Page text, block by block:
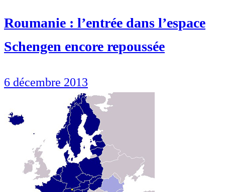
Roumanie : l’entrée dans l’espace
Schengen encore repoussée
6 décembre 2013